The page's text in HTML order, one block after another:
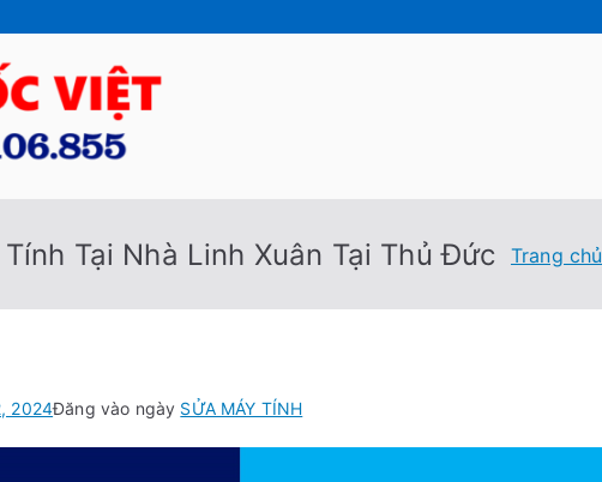
Tại Nhà Linh Xuân Tại Thủ Đức Trang chủ
2024Đăng vào ngày SỬA MÁY TÍNH